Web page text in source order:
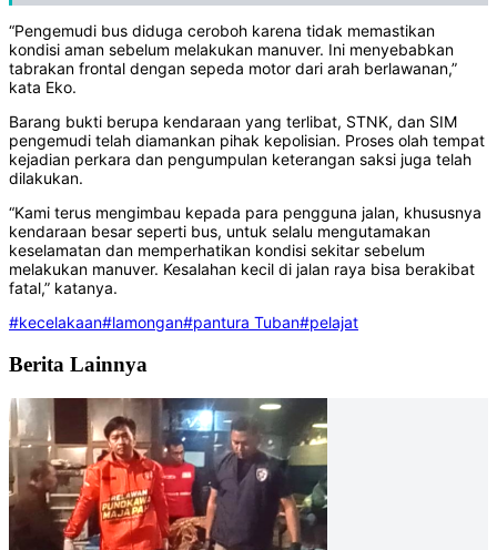
“Pengemudi bus diduga ceroboh karena tidak memastikan
kondisi aman sebelum melakukan manuver. Ini menyebabkan
tabrakan frontal dengan sepeda motor dari arah berlawanan,”
kata Eko.
Barang bukti berupa kendaraan yang terlibat, STNK, dan SIM
pengemudi telah diamankan pihak kepolisian. Proses olah tempat
kejadian perkara dan pengumpulan keterangan saksi juga telah
dilakukan.
“Kami terus mengimbau kepada para pengguna jalan, khususnya
kendaraan besar seperti bus, untuk selalu mengutamakan
keselamatan dan memperhatikan kondisi sekitar sebelum
melakukan manuver. Kesalahan kecil di jalan raya bisa berakibat
fatal,” katanya.
#kecelakaan#lamongan#pantura Tuban#pelajat
Berita Lainnya